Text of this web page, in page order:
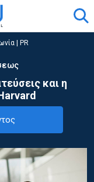
| PR
και η